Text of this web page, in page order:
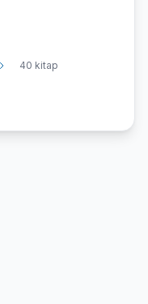
40 kitap